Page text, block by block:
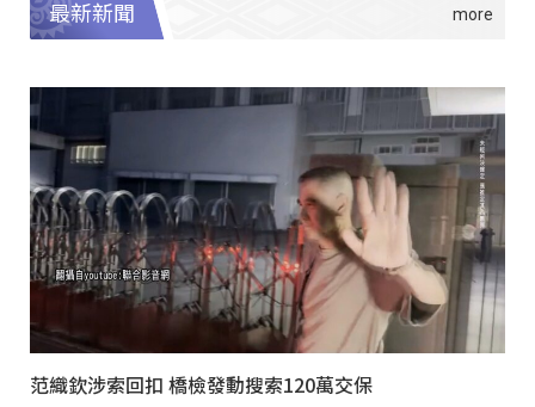
最新新聞
范織欽涉索回扣 橋檢發動搜索120萬交保